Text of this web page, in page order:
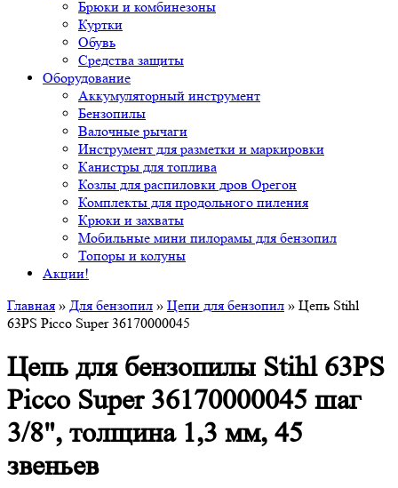
Брюки и комбинезоны
Куртки
Обувь
Средства защиты
Оборудование
Аккумуляторный инструмент
Бензопилы
Валочные рычаги
Инструмент для разметки и маркировки
Канистры для топлива
Козлы для распиловки дров Орегон
Комплекты для продольного пиления
Крюки и захваты
Мобильные мини пилорамы для бензопил
Топоры и колуны
Акции!
Главная » Для бензопил » Цепи для бензопил » Цепь Stihl
63PS Picco Super 36170000045
Цепь для бензопилы Stihl 63PS
Picco Super 36170000045 шаг
3/8", толщина 1,3 мм, 45
звеньев